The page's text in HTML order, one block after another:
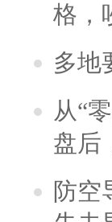
格，
多地
从“
盘后
防空